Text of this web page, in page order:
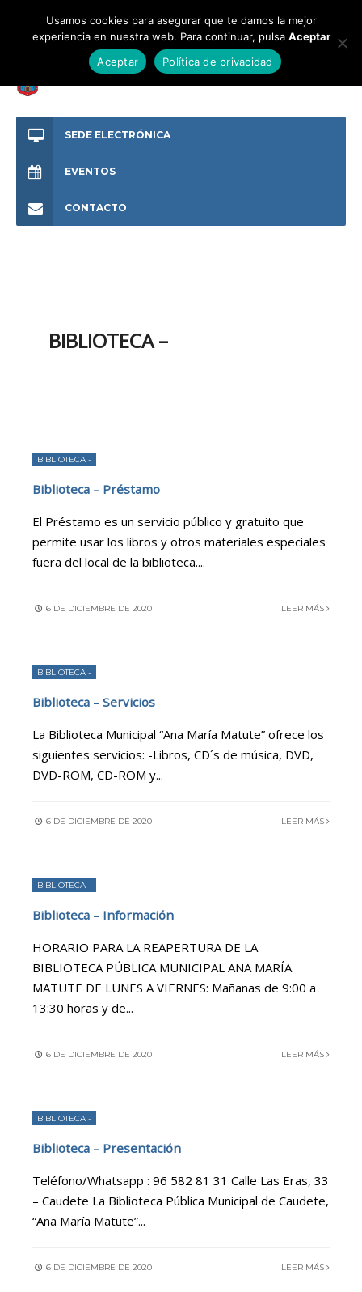
SEDE ELECTRÓNICA
EVENTOS
CONTACTO
BIBLIOTECA –
BIBLIOTECA -
Biblioteca – Préstamo
El Préstamo es un servicio público y gratuito que
permite usar los libros y otros materiales especiales
fuera del local de la biblioteca....
6 DE DICIEMBRE DE 2020 LEER MÁS
BIBLIOTECA -
Biblioteca – Servicios
La Biblioteca Municipal “Ana María Matute” ofrece los
siguientes servicios: -Libros, CD´s de música, DVD,
DVD-ROM, CD-ROM y...
6 DE DICIEMBRE DE 2020 LEER MÁS
BIBLIOTECA -
Biblioteca – Información
HORARIO PARA LA REAPERTURA DE LA
BIBLIOTECA PÚBLICA MUNICIPAL ANA MARÍA
MATUTE DE LUNES A VIERNES: Mañanas de 9:00 a
13:30 horas y de...
6 DE DICIEMBRE DE 2020 LEER MÁS
BIBLIOTECA -
Biblioteca – Presentación
Teléfono/Whatsapp : 96 582 81 31 Calle Las Eras, 33
– Caudete La Biblioteca Pública Municipal de Caudete,
“Ana María Matute”...
6 DE DICIEMBRE DE 2020 LEER MÁS
Usamos cookies para asegurar que te damos la mejor
experiencia en nuestra web. Para continuar, pulsa Aceptar
Aceptar
Política de privacidad